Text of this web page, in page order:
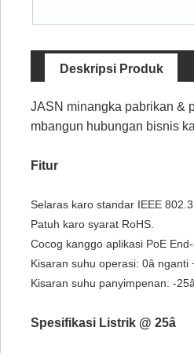
Deskripsi Produk
JASN minangka pabrikan &
mbangun hubungan bisnis
Fitur
Selaras karo standar IEEE 802.3.
Patuh karo syarat RoHS.
Cocog kanggo aplikasi PoE
Kisaran suhu operasi: 0â nganti
Kisaran suhu panyimpenan: -
Spesifikasi Listrik @ 25â